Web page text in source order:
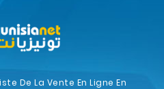
De La Vente En Ligne En